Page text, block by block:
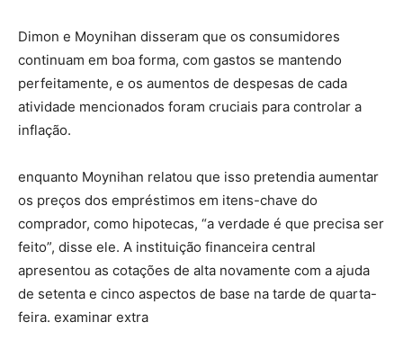
Dimon e Moynihan disseram que os consumidores
continuam em boa forma, com gastos se mantendo
perfeitamente, e os aumentos de despesas de cada
atividade mencionados foram cruciais para controlar a
inflação.
enquanto Moynihan relatou que isso pretendia aumentar
os preços dos empréstimos em itens-chave do
comprador, como hipotecas, “a verdade é que precisa ser
feito”, disse ele. A instituição financeira central
apresentou as cotações de alta novamente com a ajuda
de setenta e cinco aspectos de base na tarde de quarta-
feira. examinar extra